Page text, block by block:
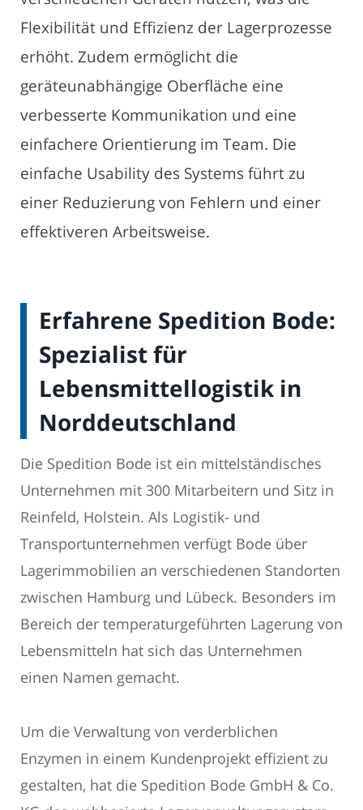
Flexibilität und Effizienz der Lagerprozesse
erhöht. Zudem ermöglicht die
geräteunabhängige Oberfläche eine
verbesserte Kommunikation und eine
einfachere Orientierung im Team. Die
einfache Usability des Systems führt zu
einer Reduzierung von Fehlern und einer
effektiveren Arbeitsweise.
Erfahrene Spedition Bode:
Spezialist für
Lebensmittellogistik in
Norddeutschland
Die Spedition Bode ist ein mittelständisches
Unternehmen mit 300 Mitarbeitern und Sitz in
Reinfeld, Holstein. Als Logistik- und
Transportunternehmen verfügt Bode über
Lagerimmobilien an verschiedenen Standorten
zwischen Hamburg und Lübeck. Besonders im
Bereich der temperaturgeführten Lagerung von
Lebensmitteln hat sich das Unternehmen
einen Namen gemacht.
Um die Verwaltung von verderblichen
Enzymen in einem Kundenprojekt effizient zu
gestalten, hat die Spedition Bode GmbH & Co.